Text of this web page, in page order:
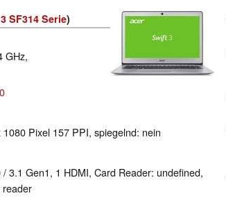
SF314 Serie)
GHz,
Pixel 157 PPI, spiegelnd: nein
3.1 Gen1, 1 HDMI, Card Reader: undefined,